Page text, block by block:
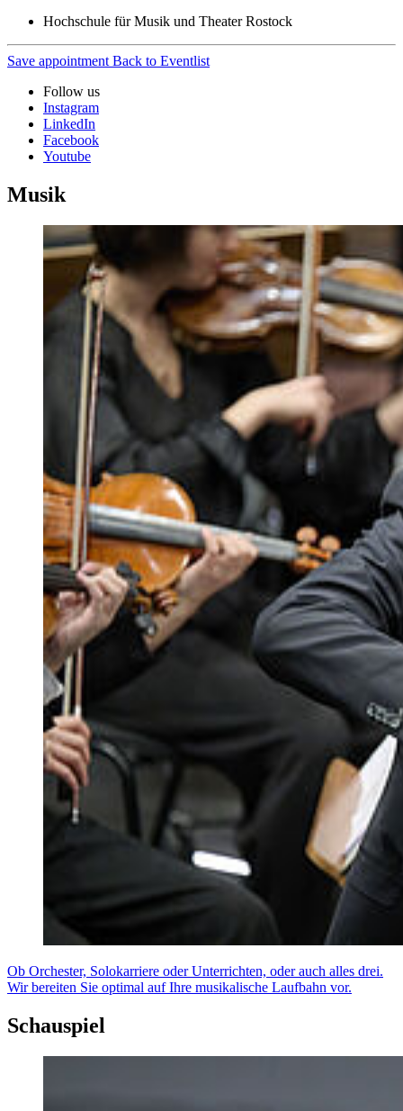
Hochschule für Musik und Theater Rostock
Save appointmentBack to Eventlist
Follow us
Instagram
LinkedIn
Facebook
Youtube
Musik
Ob Orchester, Solokarriere oder Unterrichten, oder auch alles drei.
Wir bereiten Sie optimal auf Ihre musikalische Laufbahn vor.
Schauspiel